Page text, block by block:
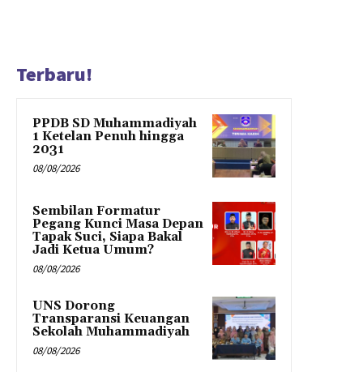
Terbaru!
PPDB SD Muhammadiyah
1 Ketelan Penuh hingga
2031
08/08/2026
Sembilan Formatur
Pegang Kunci Masa Depan
Tapak Suci, Siapa Bakal
Jadi Ketua Umum?
08/08/2026
UNS Dorong
Transparansi Keuangan
Sekolah Muhammadiyah
08/08/2026